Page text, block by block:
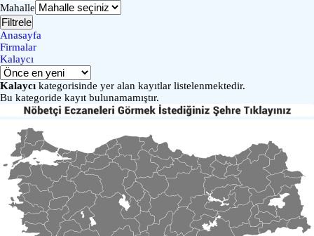
Mahalle
Filtrele
Anasayfa
Firmalar
Kalaycı
Kalaycı kategorisinde yer alan kayıtlar listelenmektedir.
Bu kategoride kayıt bulunamamıştır.